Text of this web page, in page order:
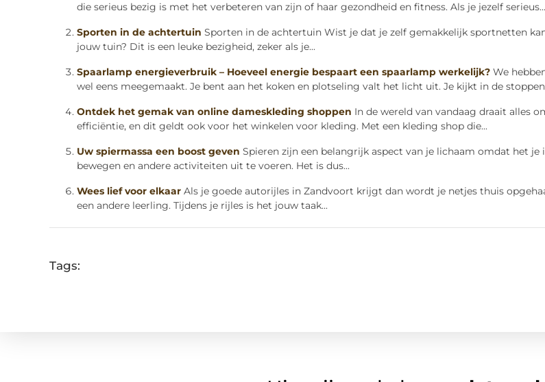
die serieus bezig is met het verbeteren van zijn of haar gezondheid en fitness. Als je jezelf serieus...
Sporten in de achtertuin Sporten in de achtertuin Wist je dat je zelf gemakkelijk sportnetten
jouw tuin? Dit is een leuke bezigheid, zeker als je...
Spaarlamp energieverbruik – Hoeveel energie bespaart een spaarlamp werkelijk? We
wel eens meegemaakt. Je bent aan het koken en plotseling valt het licht uit. Je kijkt in de
Ontdek het gemak van online dameskleding shoppen In de wereld van vandaag draait alles
efficiëntie, en dit geldt ook voor het winkelen voor kleding. Met een kleding shop die...
Uw spiermassa een boost geven Spieren zijn een belangrijk aspect van je lichaam omdat het je
bewegen en andere activiteiten uit te voeren. Het is dus...
Wees lief voor elkaar Als je goede autorijles in Zandvoort krijgt dan wordt je netjes thuis
een andere leerling. Tijdens je rijles is het jouw taak...
Tags: